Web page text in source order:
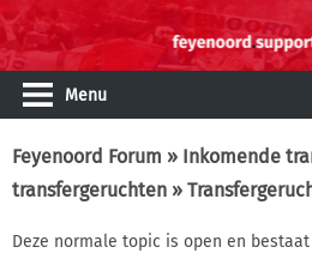
Menu
Feyenoord Forum » Inkomende
transfergeruchten »
Deze normale topic is open en